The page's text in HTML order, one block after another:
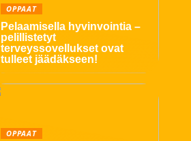
OPPAAT
Pelaamisella hyvinvointia –
pelillistetyt
terveyssovellukset ovat
tulleet jäädäkseen!
OPPAAT